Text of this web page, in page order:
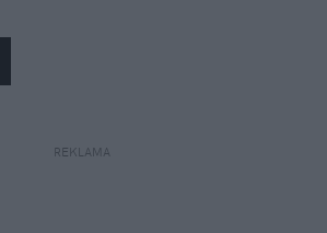
REKLAMA